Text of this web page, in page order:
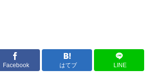
Facebook はてブ LINE